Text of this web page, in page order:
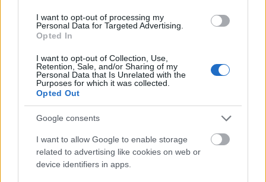
I want to opt-out of processing my
Personal Data for Targeted Advertising.
Opted In
I want to opt-out of Collection, Use,
Retention, Sale, and/or Sharing of my
Personal Data that Is Unrelated with the
Purposes for which it was collected.
Opted Out
Google consents
I want to allow Google to enable storage
related to advertising like cookies on web or
device identifiers in apps.
Köszönthetik így, akár úgy, a vásárlók jöhetnek-
mehetnek, nekem a küszöbig érvényes a